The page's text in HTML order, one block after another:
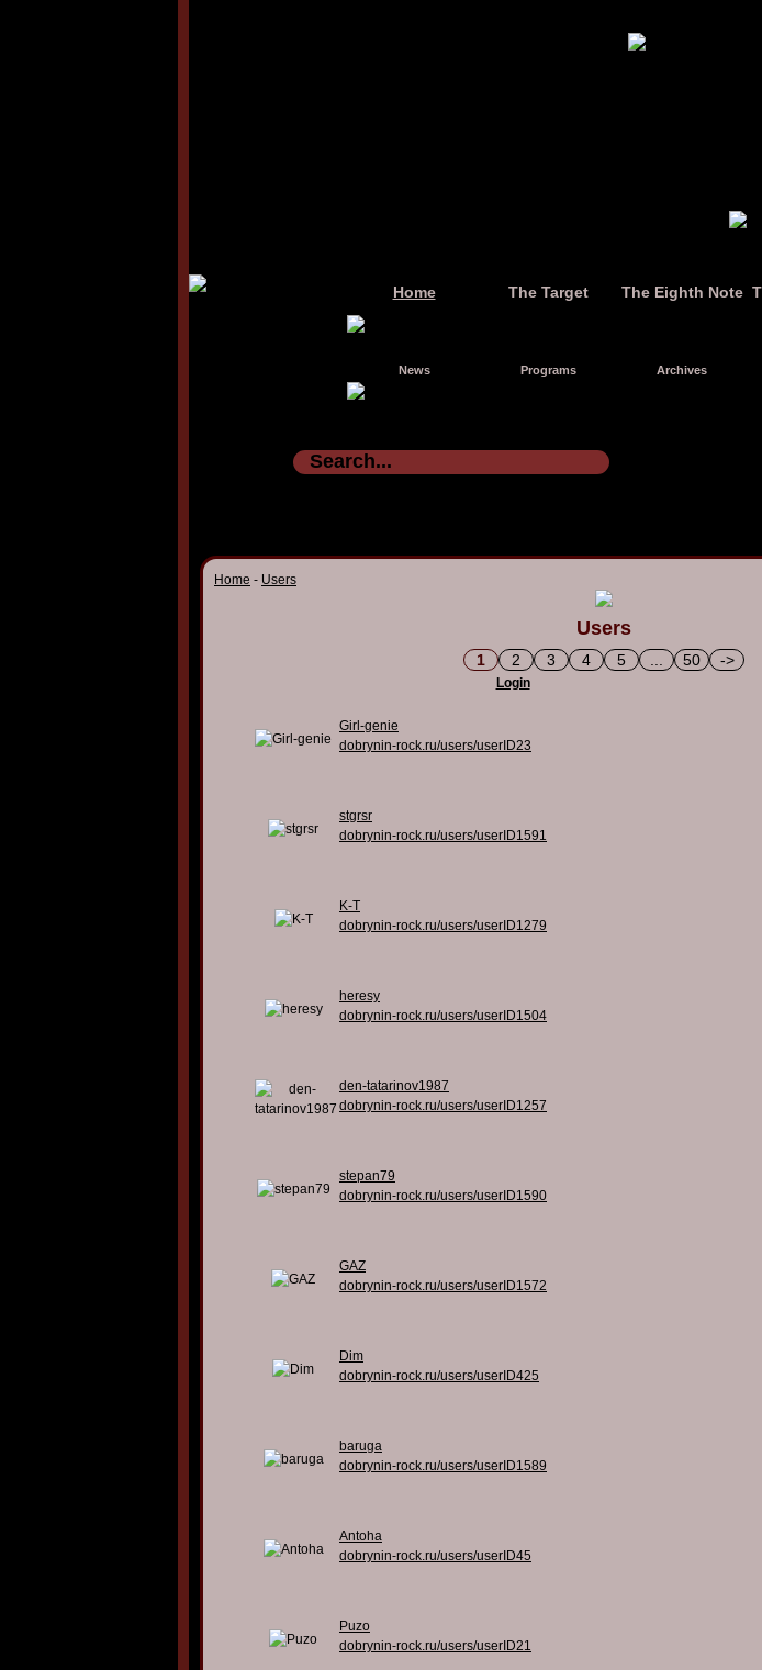
Home The Target The Eighth Note
News Programs Archives
Home - Users
Users
1 2 3 4 5 50 ->
Login
Girl-genie
dobrynin-rock.ru/users/userID23
stgrsr
dobrynin-rock.ru/users/userID1591
K-T
dobrynin-rock.ru/users/userID1279
heresy
dobrynin-rock.ru/users/userID1504
den-tatarinov1987
dobrynin-rock.ru/users/userID1257
stepan79
dobrynin-rock.ru/users/userID1590
GAZ
dobrynin-rock.ru/users/userID1572
Dim
dobrynin-rock.ru/users/userID425
baruga
dobrynin-rock.ru/users/userID1589
Antoha
dobrynin-rock.ru/users/userID45
Puzo
dobrynin-rock.ru/users/userID21